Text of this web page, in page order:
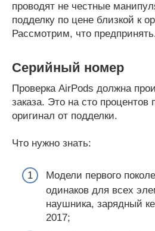
проводят не честные
подделку по цене близкой к
Рассмотрим, что
Серийный номер
Проверка AirPods должна
заказа. Это на сто процентов
оригинал от подделки.
Что нужно знать:
Модели первого
одинаков для всех
наушника, зарядный
2017;